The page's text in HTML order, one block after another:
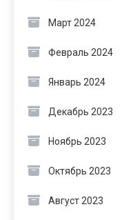
Март 2024
Февраль 2024
Январь 2024
Декабрь 2023
Ноябрь 2023
Октябрь 2023
Август 2023